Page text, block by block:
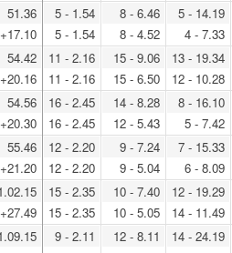
51.36
+17.10
5 - 1.54
5 - 1.54
8 - 6.46
8 - 4.52
5 - 14.19
4 - 7.33
54.42
+20.16
11 - 2.16
11 - 2.16
15 - 9.06
15 - 6.50
13 - 19.34
12 - 10.28
54.56
+20.30
16 - 2.45
16 - 2.45
14 - 8.28
12 - 5.43
8 - 16.10
5 - 7.42
55.46
+21.20
12 - 2.20
12 - 2.20
9 - 7.24
9 - 5.04
7 - 15.33
6 - 8.09
+27.49
15 - 2.35
15 - 2.35
10 - 7.40
10 - 5.05
12 - 19.29
14 - 11.49
9 - 2.11
12 - 8.11
14 - 24.19